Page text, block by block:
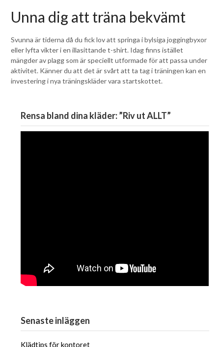
Unna dig att träna bekvämt
Svunna är tiderna då du fick lov att springa i bylsiga joggingbyxor
eller lyfta vikter i en illasittande t-shirt. Idag finns istället
mängder av plagg som är speciellt utformade för att passa under
aktivitet. Känner du att det är svårt att ta tag i träningen kan en
investering i nya träningskläder vara startskottet.
Rensa bland dina kläder: ”Riv ut ALLT”
Senaste inläggen
Klädtips för kontoret